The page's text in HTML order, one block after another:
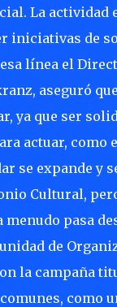
La actividad
iniciativas de
línea el
aseguró
ya que ser
actuar,
se expande y
Cultural,
pasa
de
la campaña
como